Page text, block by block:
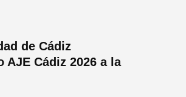
de Cádiz
Cádiz 2026 a la